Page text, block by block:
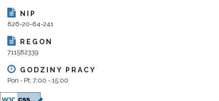
NIP
826-20-64-241
REGON
711582339
GODZINY PRACY
Pon - Pt: 7:00 - 15:00